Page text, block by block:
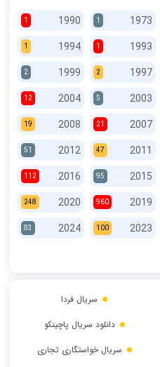
1973
1
1990
1
1993
1
1994
1
1997
2
1999
2
2003
5
2004
12
2007
21
2008
19
2011
47
2012
51
2015
95
2016
112
2019
960
2020
248
2023
100
2024
83
سریال فردا
دانلود سریال پاچینکو
سریال خواستگاری تجاری